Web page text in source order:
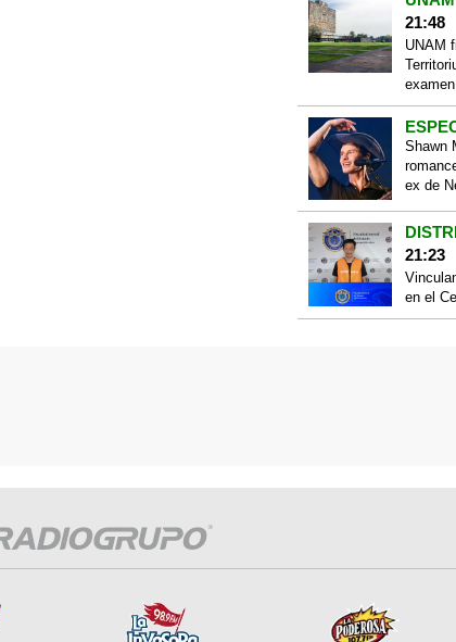
21:48
UNAM
Shawn
ex de
21:23
en el